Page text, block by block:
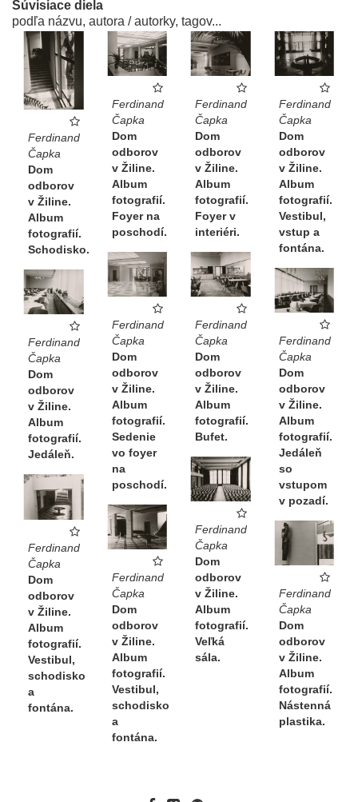
Súvisiace diela
podľa názvu, autora / autorky, tagov...
Ferdinand
Čapka
Dom
odborov
v Žiline.
Album
fotografií.
Schodisko.
Ferdinand
Čapka
Dom
odborov
v Žiline.
Album
fotografií.
Foyer na
poschodí.
Ferdinand
Čapka
Dom
odborov
v Žiline.
Album
fotografií.
Foyer v
interiéri.
Ferdinand
Čapka
Dom
odborov
v Žiline.
Album
fotografií.
Vestibul,
vstup a
fontána.
Ferdinand
Čapka
Dom
odborov
v Žiline.
Album
fotografií.
Sedenie
vo foyer
na
poschodí.
Ferdinand
Čapka
Dom
odborov
v Žiline.
Album
fotografií.
Bufet.
Ferdinand
Čapka
Dom
odborov
v Žiline.
Album
fotografií.
Jedáleň
so
vstupom
v pozadí.
Ferdinand
Čapka
Dom
odborov
v Žiline.
Album
fotografií.
Jedáleň.
Ferdinand
Čapka
Dom
odborov
v Žiline.
Album
fotografií.
Veľká
sála.
Ferdinand
Čapka
Dom
odborov
v Žiline.
Album
fotografií.
Vestibul,
schodisko
a
fontána.
Ferdinand
Čapka
Dom
odborov
v Žiline.
Album
fotografií.
Vestibul,
schodisko
a
fontána.
Ferdinand
Čapka
Dom
odborov
v Žiline.
Album
fotografií.
Nástenná
plastika.